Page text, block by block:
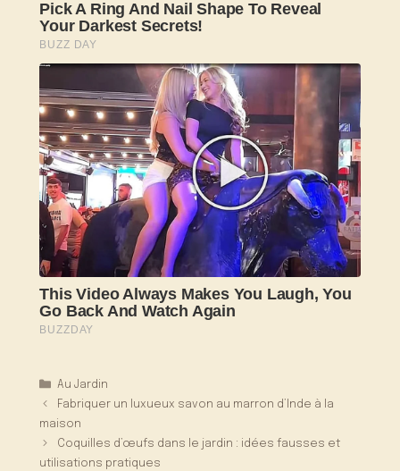
Catégories
Au Jardin
Fabriquer un luxueux savon au marron d’Inde à la
maison
Coquilles d’œufs dans le jardin : idées fausses et
utilisations pratiques